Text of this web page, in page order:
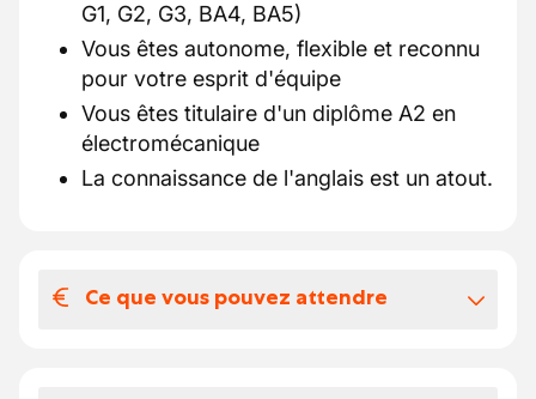
G1, G2, G3, BA4, BA5)
Vous êtes autonome, flexible et reconnu
pour votre esprit d'équipe
Vous êtes titulaire d'un diplôme A2 en
électromécanique
La connaissance de l'anglais est un atout.
Ce que vous pouvez attendre